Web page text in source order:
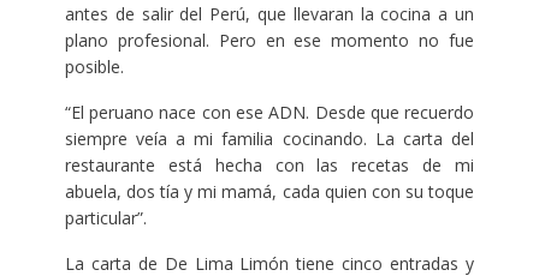
antes de salir del Perú, que llevaran la cocina a un
plano profesional. Pero en ese momento no fue
posible.
“El peruano nace con ese ADN. Desde que recuerdo
siempre veía a mi familia cocinando. La carta del
restaurante está hecha con las recetas de mi
abuela, dos tía y mi mamá, cada quien con su toque
particular”.
La carta de De Lima Limón tiene cinco entradas y